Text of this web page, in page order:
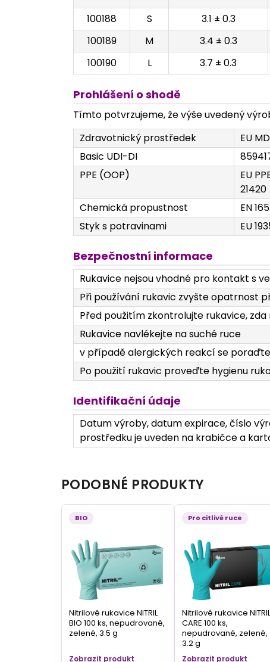
100188
S 3.1 ± 0.3
100189
M 3.4 ± 0.3
100190
L 3.7 ± 0.3
Prohlášení o shodě
Tímto potvrzujeme, že výše uvedený
Zdravotnický prostředek
EU
Basic UDI-DI
PPE (OOP)
EU
21420
Chemická propustnost
EN
Styk s potravinami
EU
Bezpečnostní informace
Rukavice nejsou vhodné pro kontakt s
Při používání rukavic zvyšte opatrnost
Před použitím zkontrolujte rukavice, zda
Rukavice navlékejte na suché ruce
v případě alergických reakcí se
Po použití rukavic proveďte hygienu
Identifikační údaje
Datum výroby, datum expirace, číslo
prostředku je uveden na krabičce a
PODOBNÉ PRODUKTY
BIO
Nitrilové rukavice NITRIL
BIO 100 ks, nepudrované,
zelené, 3.5 g
Zobrazit produkt
Pro citlivé ruce
Nitrilové rukavice NITRIL
CARE 100 ks,
nepudrované, zelené,
3.2 g
Zobrazit produkt